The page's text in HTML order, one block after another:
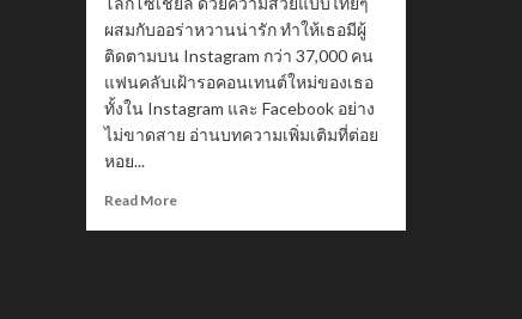
ผสมกับออร่าหวานน่ารัก ทำให้เธอมีผู้
ติดตามบน Instagram กว่า 37,000 คน
แฟนคลับเฝ้ารอคอนเทนต์ใหม่ของเธอ
ทั้งใน Instagram และ Facebook อย่าง
ไม่ขาดสาย อ่านบทความเพิ่มเติมที่ต่อย
หอย...
Read MoreRead